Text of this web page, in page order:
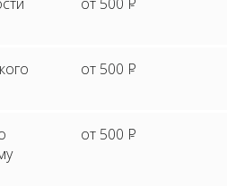
от 500 P
от 500 P